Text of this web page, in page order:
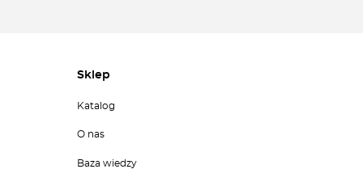
Sklep
Katalog
O nas
Baza wiedzy